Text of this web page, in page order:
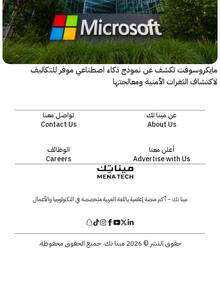
تكشف عن نموذج ذكاء اصطناعي موفر للتكاليف
الثغرات الأمنية ومعالجتها
عن مينا تك
About Us
تواصل معنا
Contact Us
أعلن معنا
Advertise with Us
الوظائف
Careers
مينا تك – أكبر منصة إعلامية باللغة العربية متخصصة في التكنولوجيا والأعمال
حقوق النشر © 2026 مينا تك. جميع الحقوق محفوظة.